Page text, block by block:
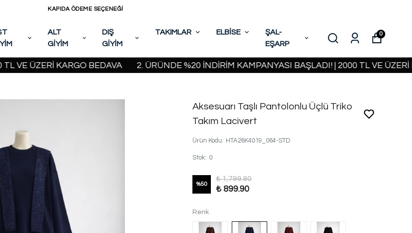
KAPIDA ÖDEME SEÇENEĞİ
ALT
GİYİM
DIŞ
GİYİM
TAKIMLAR ELBİSE
ŞAL-
EŞARP
0
KARGO BEDAVA 2. ÜRÜNDE %20 İNDİRİM KAMPANYASI BAŞLADI! | 2000 TL VE ÜZERİ
Aksesuarı Taşlı Pantolonlu Üçlü Triko
Takım Lacivert
Ürün Kodu: HTA26K4019_064-STD
Stok: 0
%50
₺ 1,799.80
₺ 899.90
Renk